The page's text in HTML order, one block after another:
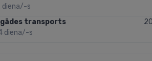
diena/-s
transports
diena/-s